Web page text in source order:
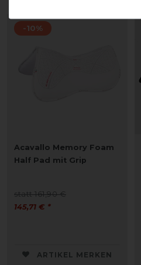
-10%
Acavallo Memory Foam
Half Pad mit Grip
statt 161,90 €
145,71 € *
ARTIKEL MERKEN